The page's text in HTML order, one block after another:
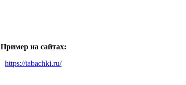
Пример на сайтах:
https://tabachki.ru/